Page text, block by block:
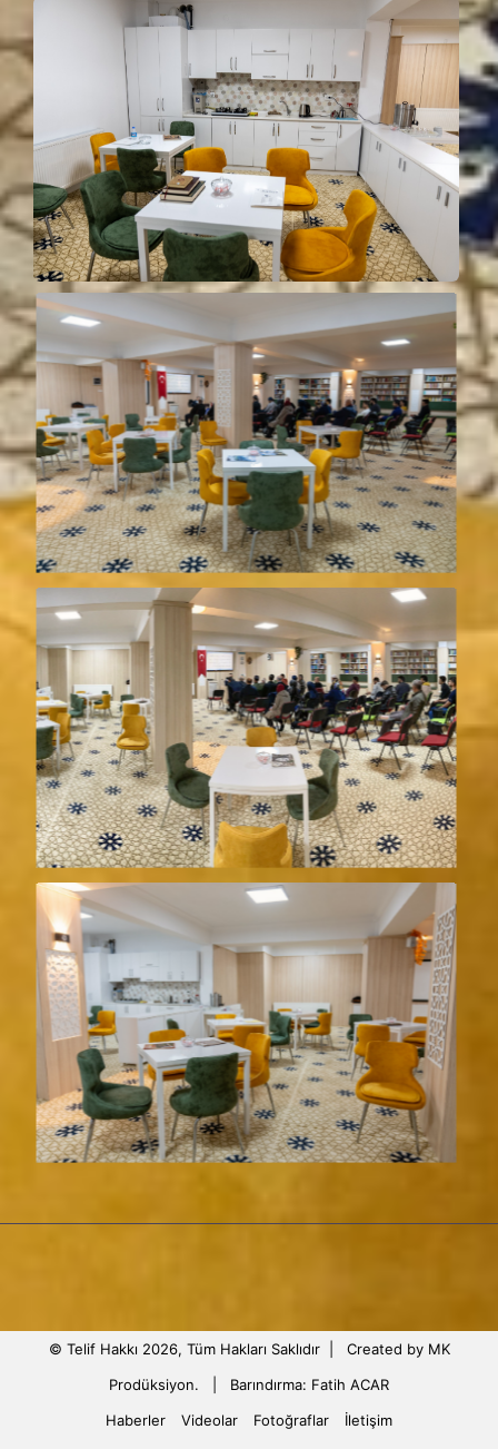
© Telif Hakkı 2026, Tüm Hakları Saklıdır | Created by MK
Prodüksiyon. | Barındırma: Fatih ACAR
Haberler
Videolar Fotoğraflar İletişim